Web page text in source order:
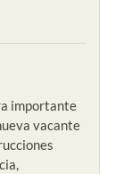
importante
vacante